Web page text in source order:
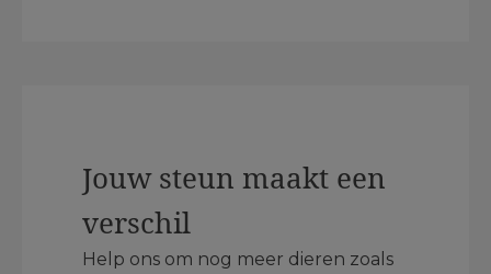
Jouw steun maakt een
verschil
Help ons om nog meer dieren zoals